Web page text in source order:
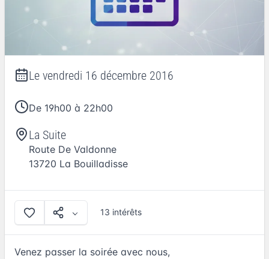
Le vendredi 16 décembre 2016
De 19h00 à 22h00
La Suite
Route De Valdonne
13720 La Bouilladisse
13 intérêts
Venez passer la soirée avec nous,